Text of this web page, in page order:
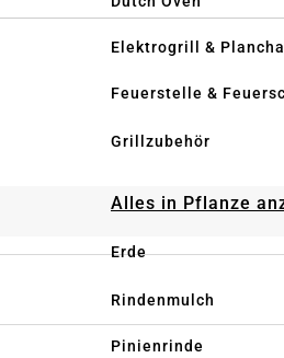
Elektrogrill & Plancha
Feuerstelle &
Grillzubehör
Alles in Pflanze
Erde
Rindenmulch
Pinienrinde